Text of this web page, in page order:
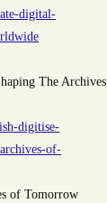
digital-
The Archives
digitise-
of-
of Tomorrow